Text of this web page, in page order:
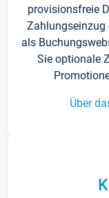
provisionsfreie
Zahlungseinzug
als
Sie optionale
Über